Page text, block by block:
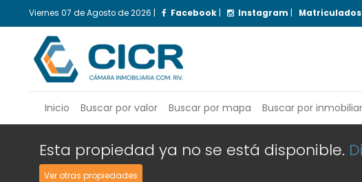
Viernes 07 de Agosto de 2026 Facebook Instagram Matriculados
Inicio Buscar por valor Buscar por mapa Buscar por
Esta propiedad ya no se está disponible.
Ver otras propiedades